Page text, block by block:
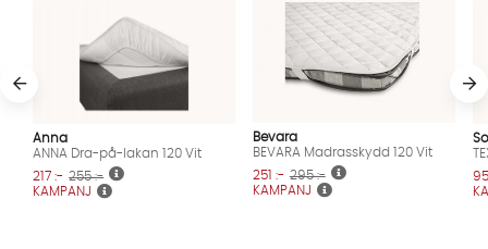
Anna
ANNA Dra-på-lakan 120 Vit
KAMPANJ
217 :- 255 :-
Bevara
BEVARA Madrasskydd 120 Vit
KAMPANJ
251 :- 295 :-